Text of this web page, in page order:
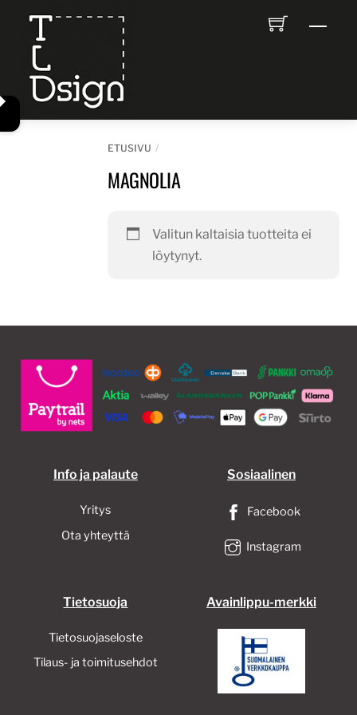
content
ETUSIVU
MAGNOLIA
Valitun kaltaisia tuotteita ei
löytynyt.
Info ja palaute
Yritys
Ota yhteyttä
Sosiaalinen
Facebook
Instagram
Tietosuoja
Tietosuojaseloste
Tilaus- ja toimitusehdot
Avainlippu-merkki